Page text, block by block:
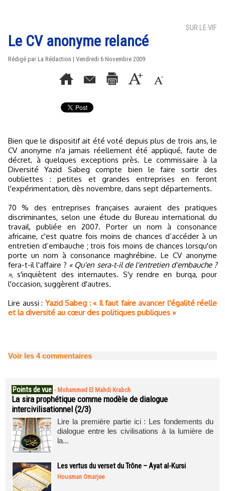
SUR LE VIF
Le CV anonyme relancé
Rédigé par La Rédaction | Vendredi 6 Novembre 2009
Bien que le dispositif ait été voté depuis plus de trois ans, le
CV anonyme n'a jamais réellement été appliqué, faute de
décret, à quelques exceptions près. Le commissaire à la
Diversité Yazid Sabeg compte bien le faire sortir des
oubliettes : petites et grandes entreprises en feront
l'expérimentation, dès novembre, dans sept départements.
70 % des entreprises françaises auraient des pratiques
discriminantes, selon une étude du Bureau international du
travail, publiée en 2007. Porter un nom à consonance
africaine, c'est quatre fois moins de chances d’accéder à un
entretien d’embauche ; trois fois moins de chances lorsqu'on
porte un nom à consonance maghrébine. Le CV anonyme
fera-t-il l'affaire ? « Qu'en sera-t-il de l'entretien d'embauche ?
», s'inquiètent des internautes. S'y rendre en burqa, pour
l'occasion, suggèrent d'autres.
Lire aussi : Yazid Sabeg : « Il faut faire avancer l'égalité réelle
et la diversité au cœur des politiques publiques »
Voir les 4commentaires
Points de vue - Mohammed El Mahdi Krabch
La sira prophétique comme modèle de dialogue
intercivilisationnel (2/3)
Lire la première partie ici : Les fondements du
dialogue entre les civilisations à la lumière de
la...
Les vertus du verset du Trône – Ayat al-Kursi
Housman Omarjee